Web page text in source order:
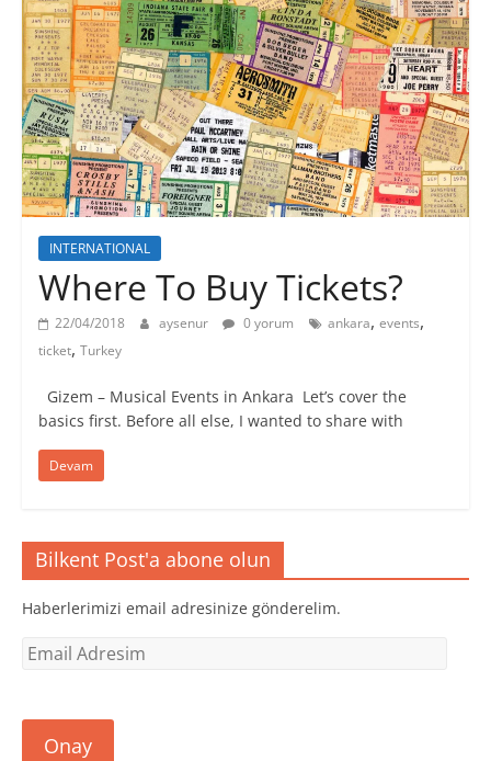
INTERNATIONAL
Where To Buy Tickets?
22/04/2018 aysenur 0 yorum ankara, events,
ticket, Turkey
Gizem – Musical Events in Ankara Let’s cover the
basics first. Before all else, I wanted to share with
Devam
Bilkent Post'a abone olun
Haberlerimizi email adresinize gönderelim.
Email
Onay